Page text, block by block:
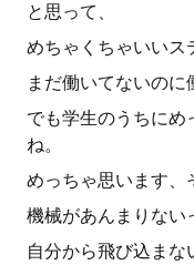
と思って、
めちゃくちゃいいス
まだ働いてないのに
でも学生のうちにめ
ね。
めっちゃ思います、
機械があんまりない
自分から飛び込まな